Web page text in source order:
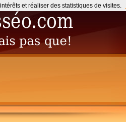
et réaliser des statistiques de visites.